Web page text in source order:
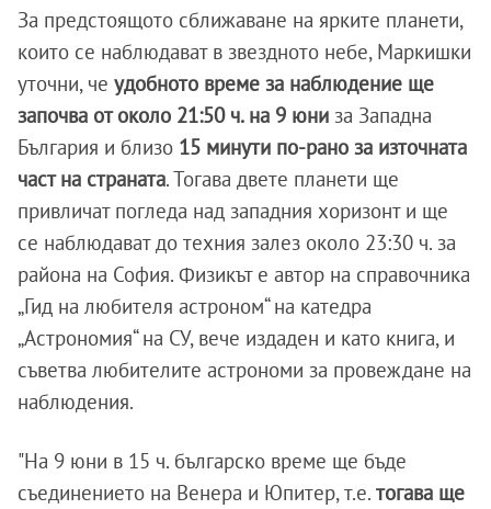
За предстоящото сближаване на ярките планети,
които се наблюдават в звездното небе, Маркишки
уточни, че удобното време за наблюдение ще
започва от около 21:50 ч. на 9 юни за Западна
България и близо 15 минути по-рано за източната
част на страната. Тогава двете планети ще
привличат погледа над западния хоризонт и ще
се наблюдават до техния залез около 23:30 ч. за
района на София. Физикът е автор на справочника
„Гид на любителя астроном“ на катедра
„Астрономия“ на СУ, вече издаден и като книга, и
съветва любителите астрономи за провеждане на
наблюдения.
"На 9 юни в 15 ч. българско време ще бъде
съединението на Венера и Юпитер, т.е. тогава ще